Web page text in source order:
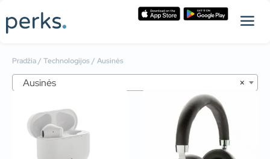
Pradžia/ Technologijos/ Ausinės
×
Ausinės